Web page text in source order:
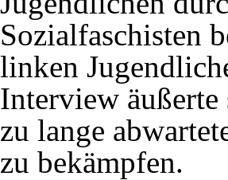
Sozialfaschisten
linken
Interview äußerte
zu lange
zu bekämpfen.